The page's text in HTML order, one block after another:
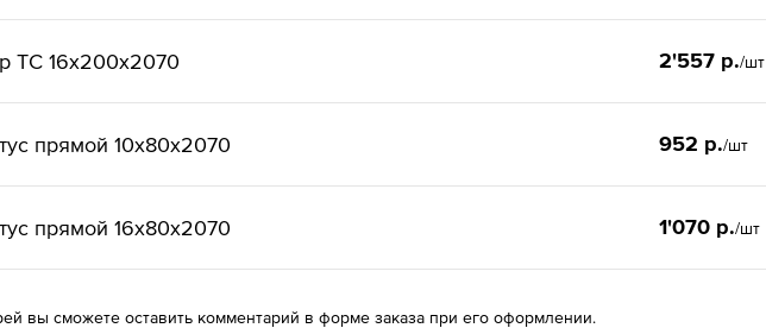
ТС 16x200x2070 2'557 р./шт
прямой 10x80x2070 952 р./шт
прямой 16x80x2070 1'070 р./шт
вы сможете оставить комментарий в форме заказа при его оформлении.